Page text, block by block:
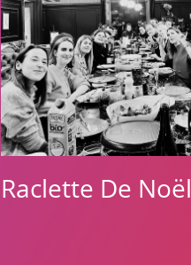
Raclette De Noël